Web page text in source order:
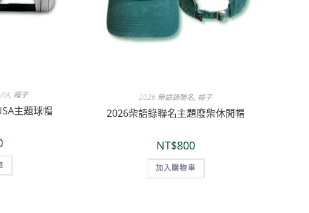
, 帽子
主題球帽
2026 柴語錄聯名, 帽子
2026柴語錄聯名主題廢柴休閒帽
NT$800
加入購物車